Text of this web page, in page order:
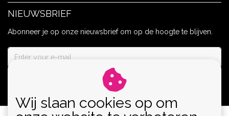
NIEUWSBRIEF
Abonneer je op onze nieuwsbrief om op de hoogte te blijven.
Wij slaan cookies op om